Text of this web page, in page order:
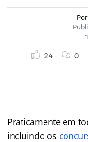
Por
24 0
Praticamente em
incluindo os